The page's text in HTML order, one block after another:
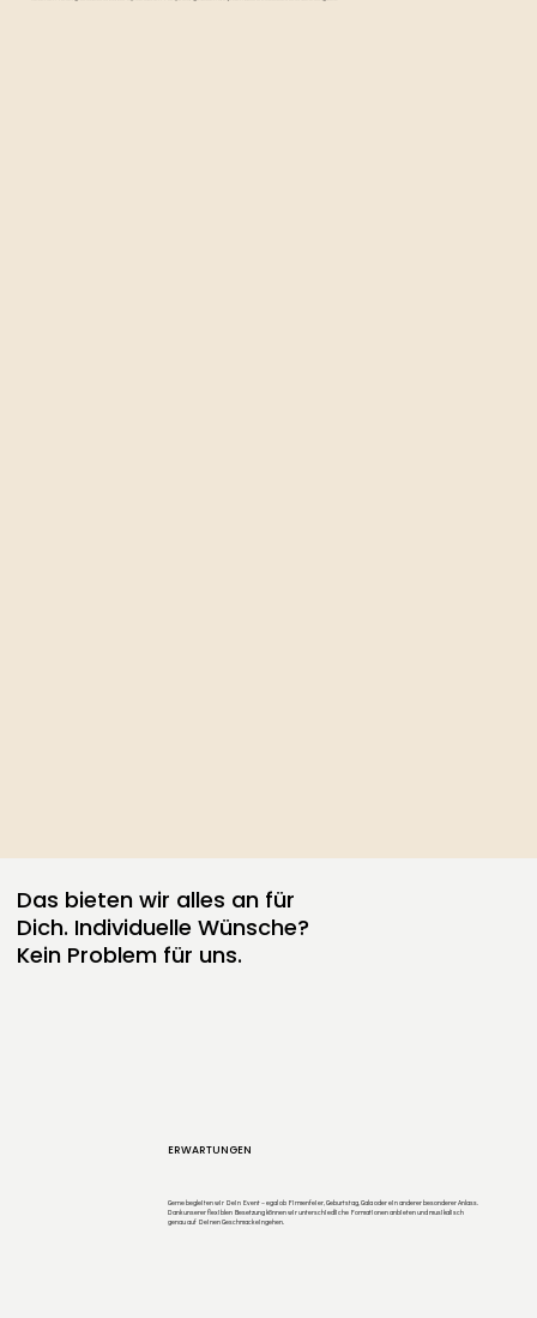
Das bieten wir alles an für
Dich. Individuelle Wünsche?
Kein Problem für uns.
Gerne begleiten wir Dein Event – egal ob Firmenfeier, Geburtstag, Gala oder ein anderer besonderer Anlass.
Dank unserer flexiblen Besetzung können wir unterschiedliche Formationen anbieten und musikalisch
genau auf Deinen Geschmack eingehen.
ERWARTUNGEN